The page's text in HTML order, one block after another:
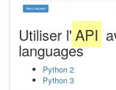
Utiliser l' API
languages
Python 2
Python 3